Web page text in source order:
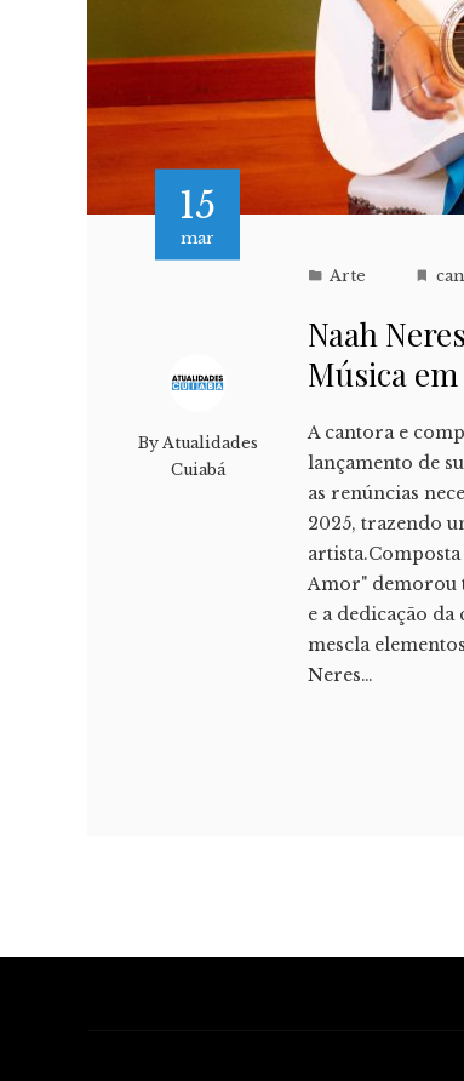
15
mar
By Atualidades
Cuiabá
Arte
Naah
Música
A cantora e
lançamento de
as renúncias
2025, trazendo
Amor" demorou
e a dedicação
mescla
Neres…